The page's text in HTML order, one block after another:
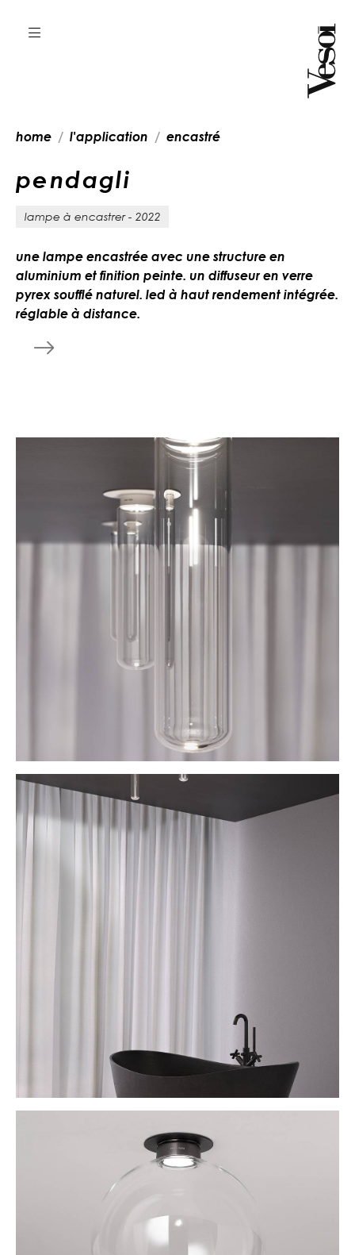
home l'application encastré
pendagli
lampe à encastrer - 2022
une lampe encastrée avec une structure en
aluminium et finition peinte. un diffuseur en verre
pyrex soufflé naturel. led à haut rendement intégrée.
réglable à distance.